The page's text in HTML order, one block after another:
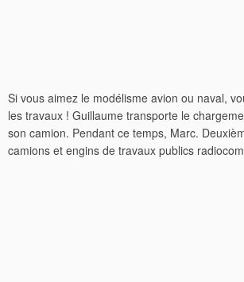
Si vous aimez le modélisme avion ou naval,
les travaux ! Guillaume transporte le
son camion. Pendant ce temps, Marc.
camions et engins de travaux publics